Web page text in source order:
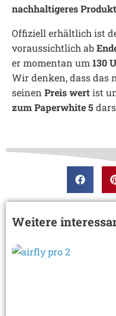
nachhaltigeres Produkt
Offiziell erhältlich ist
voraussichtlich ab
er momentan um 130
Wir denken, dass das
seinen Preis wertist
zum Paperwhite 5
Weitere